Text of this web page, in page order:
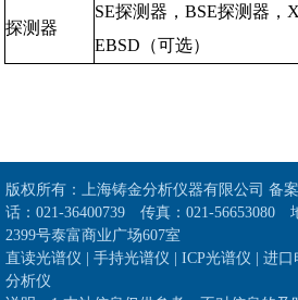
探测器
SE探测器，BSE探测器，
EBSD （可选）
版权所有：上海铸金分析仪器有限公司 备
话：021-36400739 传真：021-56653080
2399号泰富商业广场607室
直读光谱仪 | 手持光谱仪 | ICP光谱仪 | 进口
分析仪